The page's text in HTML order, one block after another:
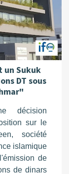
un Sukuk
DT sous
décision
sur le
société
islamique
de
de dinars